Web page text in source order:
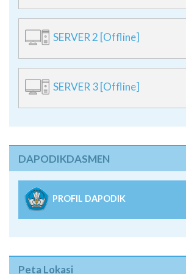
SERVER 2 [Offline]
SERVER 3 [Offline]
DAPODIKDASMEN
PROFIL DAPODIK
Peta Lokasi